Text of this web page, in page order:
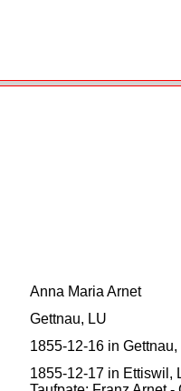
Anna Maria Arnet
Gettnau, LU
1855-12-16 in Gettnau,
1855-12-17 in Ettiswil,